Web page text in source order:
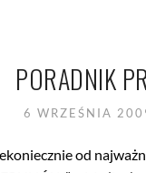
PORADNIK
6 WRZEŚNIA
od